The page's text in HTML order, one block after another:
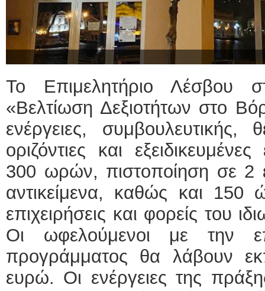
Το Επιμελητήριο Λέσβου
«Βελτίωση Δεξιοτήτων στο
ενέργειες, συμβουλευτικής,
οριζόντιες και
300 ωρών, πιστοποίηση σε 2
αντικείμενα, καθώς και
επιχειρήσεις και φορείς του
Οι ωφελούμενοι με την
προγράμματος θα λάβουν
ευρώ. Οι ενέργειες της